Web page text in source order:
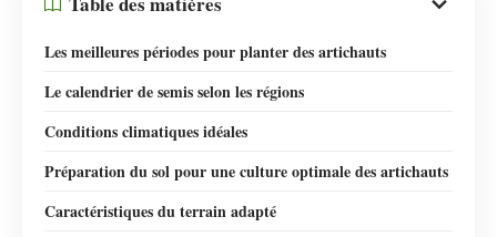
Les meilleures périodes pour planter des artichauts
Le calendrier de semis selon les régions
Conditions climatiques idéales
Préparation du sol pour une culture optimale des artichauts
Caractéristiques du terrain adapté